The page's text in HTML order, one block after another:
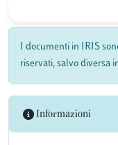
I documenti in IRIS
riservati, salvo diversa
Informazioni